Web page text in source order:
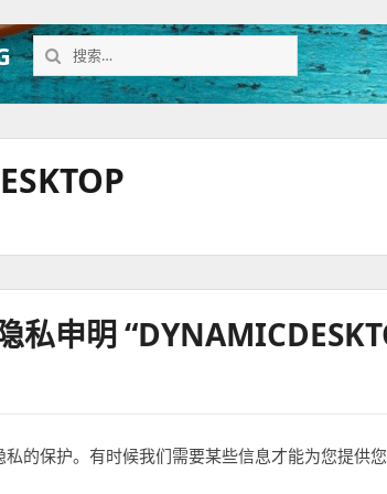
搜
索：
私申明
私的保护。有时候我们需要某些信息才能为您提供